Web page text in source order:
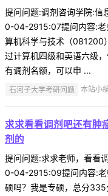
提问问题:调剂咨询学院:
0-04-2915:07提问内容:老
算机科学与技术（081200
过计算机四级和英语六级
有调剂名额，可以申 ...
石河子大学考研问题 本站小
求求看看调剂吧还有肿
剂的
提问问题:求求老师，看看
0-04-2915:09提问内容:老
硕吗？我是专硕，总分